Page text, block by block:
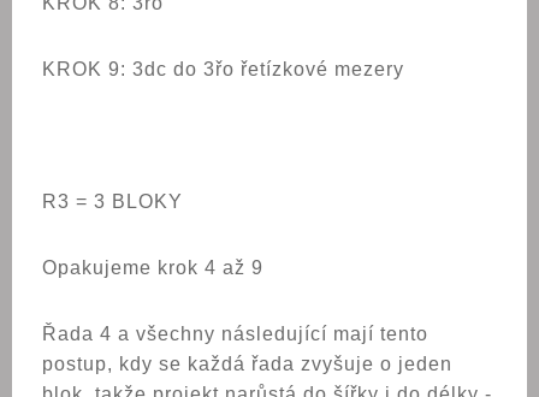
KROK 9: 3dc do 3řo řetízkové mezery
R3 = 3 BLOKY
Opakujeme krok 4 až 9
Řada 4 a všechny následující mají tento
postup, kdy se každá řada zvyšuje o jeden